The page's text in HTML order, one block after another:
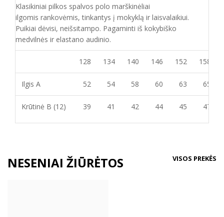
Klasikiniai pilkos spalvos polo marškinėliai
ilgomis rankovėmis, tinkantys į mokyklą ir laisvalaikiui.
Puikiai dėvisi, neišsitampo. Pagaminti iš kokybiško
medvilnės ir elastano audinio.
128 134 140 146 152 158
Ilgis A 52 54 58 60 63 65
Krūtinė B (12) 39 41 42 44 45 47
NESENIAI ŽIŪRĖTOS VISOS PREKĖS